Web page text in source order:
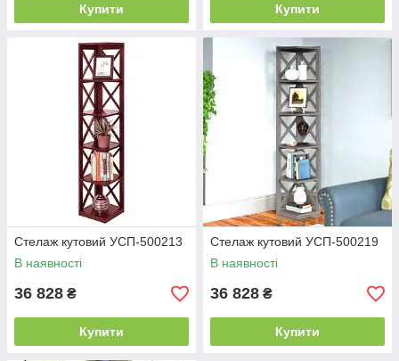
Купити Купити
Стелаж кутовий УСП-500213
В наявності
36 828 ₴
Купити
Стелаж кутовий УСП-500219
В наявності
36 828 ₴
Купити